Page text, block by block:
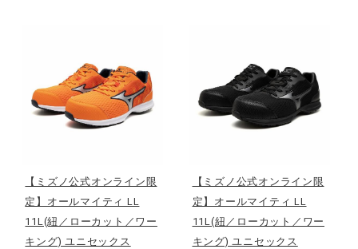
寝具／ミズノスリープ
サポーター
【ミズノ公式オンライン限
定】オールマイティ LL
11L(紐／ローカット／ワー
キング) ユニセックス
【ミズノ公式オンライン限
定】オールマイティ LL
11L(紐／ローカット／ワー
キング) ユニセックス